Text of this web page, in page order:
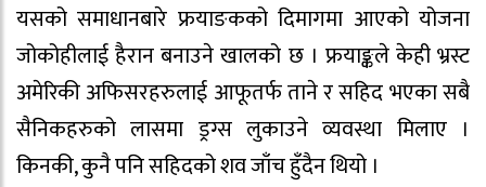
यसको समाधानबारे फ्रयाङकको दिमागमा आएको योजना
जोकोहीलाई हैरान बनाउने खालको छ । फ्रयाङ्कले केही भ्रस्ट
अमेरिकी अफिसरहरुलाई आफूतर्फ ताने र सहिद भएका सबै
सैनिकहरुको लासमा ड्रग्स लुकाउने व्यवस्था मिलाए ।
किनकी, कुनै पनि सहिदको शव जाँच हुँदैन थियो ।